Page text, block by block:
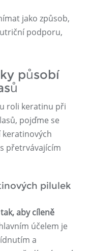
jako způsob,
podporu,
působí
roli keratinu při
pojďme se
přetrvávajícím
pilulek
aby cíleně
účelem je
a